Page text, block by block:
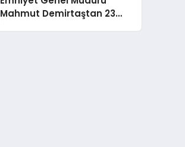
Mahmut Demirtaştan 23